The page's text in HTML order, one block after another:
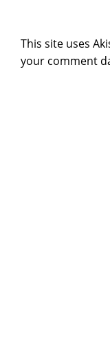
This site uses
your comment